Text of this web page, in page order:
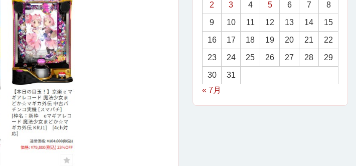
2 3 4 5 6 7 8
9 10 11 12 13 14 15
16 17 18 19 20 21 22
23 24 25 26 27 28 29
30
31
« 7月